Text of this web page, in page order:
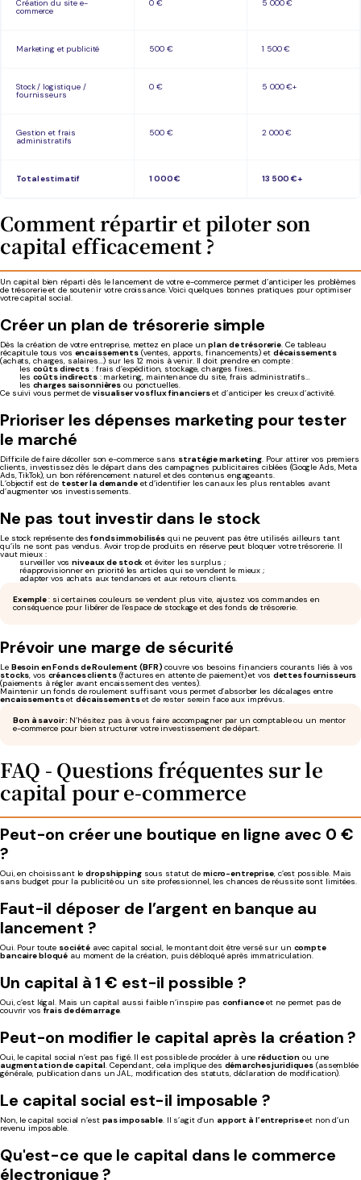
Création du site e-
commerce
0 € 5 000 €
Marketing et publicité 500 € 1 500 €
Stock / logistique /
fournisseurs
0 € 5 000 €+
Gestion et frais
administratifs
500 € 2 000 €
Total estimatif 1 000 € 13 500 €+
Comment répartir et piloter son
capital efficacement ?
Un capital bien réparti dès le lancement de votre e-commerce permet d’anticiper les problèmes
de trésorerie et de soutenir votre croissance. Voici quelques bonnes pratiques pour optimiser
votre capital social.
Créer un plan de trésorerie simple
Dès la création de votre entreprise, mettez en place unplan de trésorerie. Ce tableau
récapitule tous vos encaissements (ventes, apports, financements) et décaissements
(achats, charges, salaires…) sur les 12 mois à venir. Il doit prendre en compte :
les coûts directs: frais d’expédition, stockage, charges fixes…
les coûts indirects: marketing, maintenance du site, frais administratifs…
les charges saisonnières ou ponctuelles.
Ce suivi vous permet devisualiser vos flux financierset d’anticiper les creux d’activité.
Prioriser les dépenses marketing pour tester
le marché
Difficile de faire décoller son e-commerce sans stratégie marketing. Pour attirer vos premiers
clients, investissez dès le départ dans des campagnes publicitaires ciblées (Google Ads, Meta
Ads, TikTok), un bon référencement naturel et des contenus engageants.
L’objectif est de tester la demandeet d’identifier les canaux les plus rentables avant
d’augmenter vos investissements.
Ne pas tout investir dans le stock
Le stock représente des fonds immobilisés qui ne peuvent pas être utilisés ailleurs tant
qu’ils ne sont pas vendus. Avoir trop de produits en réserve peut bloquer votre trésorerie. Il
vaut mieux :
surveiller vosniveaux de stock et éviter les surplus ;
réapprovisionner en priorité les articles qui se vendent le mieux ;
adapter vos achats aux tendances et aux retours clients.
Exemple: si certaines couleurs se vendent plus vite, ajustez vos commandes en
conséquence pour libérer de l’espace de stockage et des fonds de trésorerie.
Prévoir une marge de sécurité
Le Besoin en Fonds de Roulement (BFR) couvre vos besoins financiers courants liés à vos
stocks, vos créances clients(factures en attente de paiement) et vos dettes fournisseurs
(paiements à régler avant encaissement des ventes).
Maintenir un fonds de roulement suffisant vous permet d’absorber les décalages entre
encaissementset décaissementset de rester serein face aux imprévus.
Bon à savoir : N’hésitez pas à vous faire accompagner par un comptable ou un mentor
e-commerce pour bien structurer votre investissement de départ.
FAQ - Questions fréquentes sur le
capital pour e-commerce
Peut-on créer une boutique en ligne avec 0 €
?
Oui, en choisissant ledropshippingsous statut de micro-entreprise, c’est possible. Mais
sans budget pour la publicité ou un site professionnel, les chances de réussite sont limitées.
Faut-il déposer de l’argent en banque au
lancement ?
Oui. Pour toute société avec capital social, le montant doit être versé sur un compte
bancaire bloqué au moment de la création, puis débloqué après immatriculation.
Un capital à 1 € est-il possible ?
Oui, c’est légal. Mais un capital aussi faible n’inspire pas confianceet ne permet pas de
couvrir vos frais de démarrage.
Peut-on modifier le capital après la création ?
Oui, le capital social n’est pas figé. Il est possible de procéder à uneréduction ou une
augmentation de capital. Cependant, cela implique des démarches juridiques (assemblée
générale, publication dans un JAL, modification des statuts, déclaration de modification).
Le capital social est-il imposable ?
Non, le capital social n’est pas imposable. Il s’agit d’un apport à l’entrepriseet non d’un
revenu imposable.
Qu'est-ce que le capital dans le commerce
électronique ?